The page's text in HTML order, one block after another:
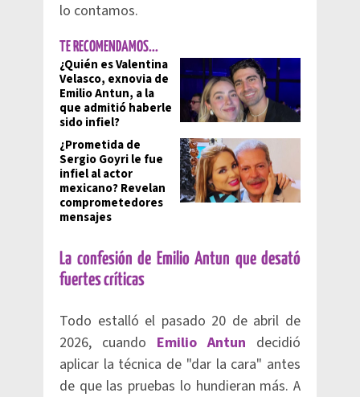
lo contamos.
TE RECOMENDAMOS...
¿Quién es Valentina
Velasco, exnovia de
Emilio Antun, a la
que admitió haberle
sido infiel?
¿Prometida de
Sergio Goyri le fue
infiel al actor
mexicano? Revelan
comprometedores
mensajes
La confesión de Emilio Antun que desató
fuertes críticas
Todo estalló el pasado 20 de abril de
2026, cuando Emilio Antun decidió
aplicar la técnica de "dar la cara" antes
de que las pruebas lo hundieran más. A